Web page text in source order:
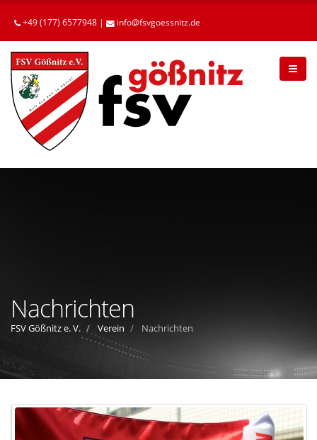
Betätigen
die
Enter-
Taste,
um
zum
Hauptinhalt
gelangen.
+49 (177) 6577948 | info fsvgoessnitz de
Nachrichten
FSV Gößnitz e. V. Verein Nachrichten